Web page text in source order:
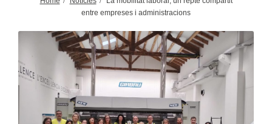
entre empreses i administracions